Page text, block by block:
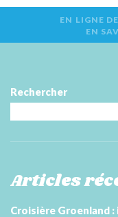
EN LIGNE
EN
Rechercher
Articles
Croisière Groenland